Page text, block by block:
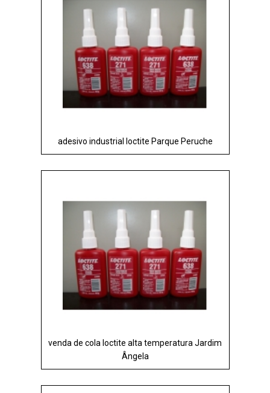
adesivo industrial loctite Parque Peruche
venda de cola loctite alta temperatura Jardim
Ângela